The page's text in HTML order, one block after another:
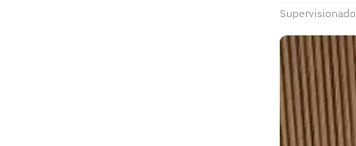
Supervisionado